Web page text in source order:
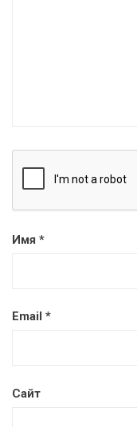
Имя *
Email *
Сайт